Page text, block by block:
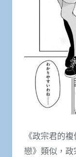
《政宗君的
戀》類似，